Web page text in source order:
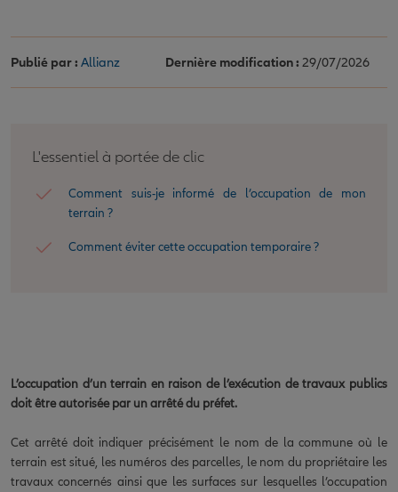
Publié par : Allianz Dernière modification : 29/07/2026
L'essentiel à portée de clic
Comment suis-je informé de l’occupation de mon
terrain ?
Comment éviter cette occupation temporaire ?
L’occupation d’un terrain en raison de l’exécution de travaux publics
doit être autorisée par un arrêté du préfet.
Cet arrêté doit indiquer précisément le nom de la commune où le
terrain est situé, les numéros des parcelles, le nom du propriétaire les
travaux concernés ainsi que les surfaces sur lesquelles l’occupation